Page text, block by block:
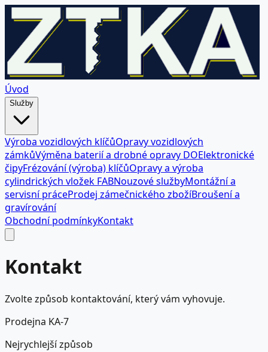
Úvod
Služby
Výroba vozidlových klíčůOpravy vozidlových
zámkůVýměna baterií a drobné opravy DOElektronické
čipyFrézování (výroba) klíčůOpravy a výroba
cylindrických vložek FABNouzové službyMontážní a
servisní práceProdej zámečnického zbožíBroušení a
gravírování
Obchodní podmínkyKontakt
Kontakt
Zvolte způsob kontaktování, který vám vyhovuje.
Prodejna KA-7
Nejrychlejší způsob